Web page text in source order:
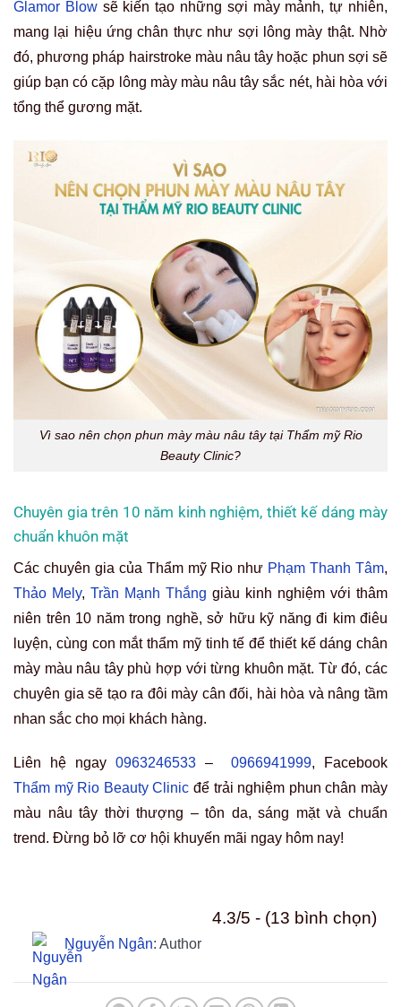
Glamor Blow sẽ kiến tạo những sợi mày mảnh, tự nhiên,
mang lại hiệu ứng chân thực như sợi lông mày thật. Nhờ
đó, phương pháp hairstroke màu nâu tây hoặc phun sợi sẽ
giúp bạn có cặp lông mày màu nâu tây sắc nét, hài hòa với
tổng thể gương mặt.
Vì sao nên chọn phun mày màu nâu tây tại Thẩm mỹ Rio
Beauty Clinic?
Chuyên gia trên 10 năm kinh nghiệm, thiết kế dáng mày
chuẩn khuôn mặt
Các chuyên gia của Thẩm mỹ Rio như Phạm Thanh Tâm,
Thảo Mely, Trần Mạnh Thắng giàu kinh nghiệm với thâm
niên trên 10 năm trong nghề, sở hữu kỹ năng đi kim điêu
luyện, cùng con mắt thẩm mỹ tinh tế để thiết kế dáng chân
mày màu nâu tây phù hợp với từng khuôn mặt. Từ đó, các
chuyên gia sẽ tạo ra đôi mày cân đối, hài hòa và nâng tầm
nhan sắc cho mọi khách hàng.
Liên hệ ngay 0963246533 – 0966941999, Facebook
Thẩm mỹ Rio Beauty Clinic để trải nghiệm phun chân mày
màu nâu tây thời thượng – tôn da, sáng mặt và chuẩn
trend. Đừng bỏ lỡ cơ hội khuyến mãi ngay hôm nay!
4.3/5 - (13 bình chọn)
Nguyễn Ngân: Author